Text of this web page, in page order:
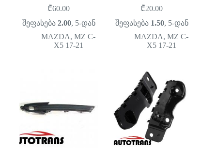
₾60.00
შეფასება 2.00, 5-დან
MAZDA,MZ C-
X5 17-21
₾20.00
შეფასება 1.50, 5-დან
MAZDA,MZ C-
X5 17-21